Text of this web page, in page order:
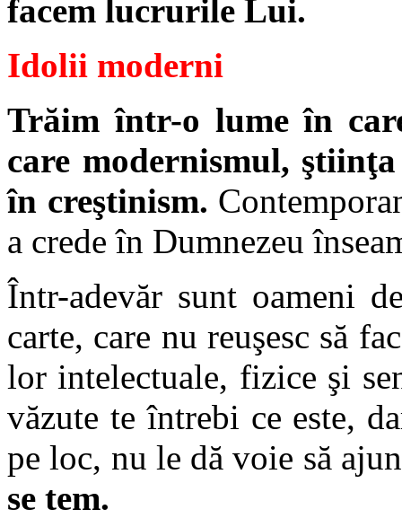
facem lucrurile Lui.
Idolii moderni
Trăim într-o lume în
care modernismul,
în creştinism.
a crede în Dumnezeu
Într-adevăr sunt oameni
carte, care nu reuşesc să
lor intelectuale, fizice şi
văzute te întrebi ce este,
pe loc, nu le dă voie să
se tem.